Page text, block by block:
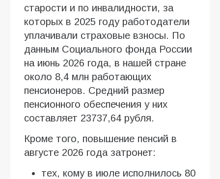
старости и по инвалидности, за
которых в 2025 году работодатели
уплачивали страховые взносы. По
данным Социального фонда России
на июнь 2026 года, в нашей стране
около 8,4 млн работающих
пенсионеров. Средний размер
пенсионного обеспечения у них
составляет 23737,64 рубля.
Кроме того, повышение пенсий в
августе 2026 года затронет:
тех, кому в июле исполнилось 80